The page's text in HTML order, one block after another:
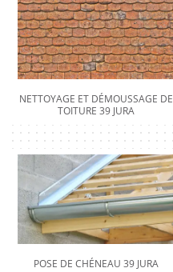
NETTOYAGE ET DÉMOUSSAGE DE
TOITURE 39 JURA
POSE DE CHÉNEAU 39 JURA